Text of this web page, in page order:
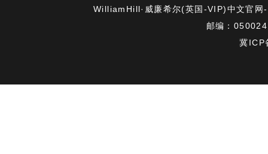
WilliamHill·威廉希尔(英国-VIP)中文官
邮编：
冀ICP